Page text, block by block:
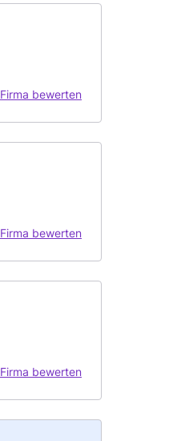
Firma bewerten
Firma bewerten
Firma bewerten